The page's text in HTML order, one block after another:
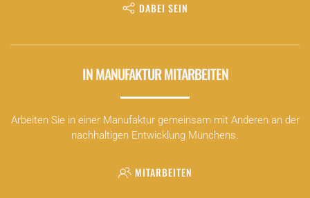
DABEI SEIN
IN MANUFAKTUR MITARBEITEN
Arbeiten Sie in einer Manufaktur gemeinsam mit Anderen an der
nachhaltigen Entwicklung Münchens.
MITARBEITEN